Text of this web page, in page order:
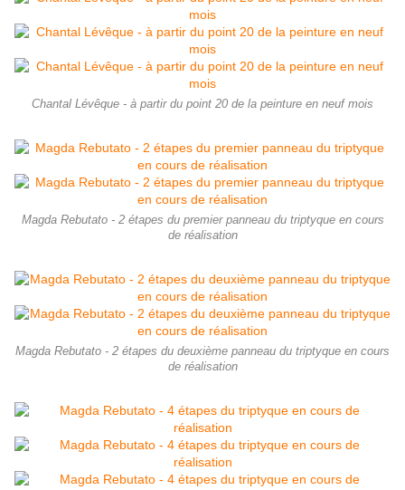
Chantal Lévêque - à partir du point 20 de la peinture en neuf mois
Magda Rebutato - 2 étapes du premier panneau du triptyque en cours
de réalisation
Magda Rebutato - 2 étapes du deuxième panneau du triptyque en cours
de réalisation